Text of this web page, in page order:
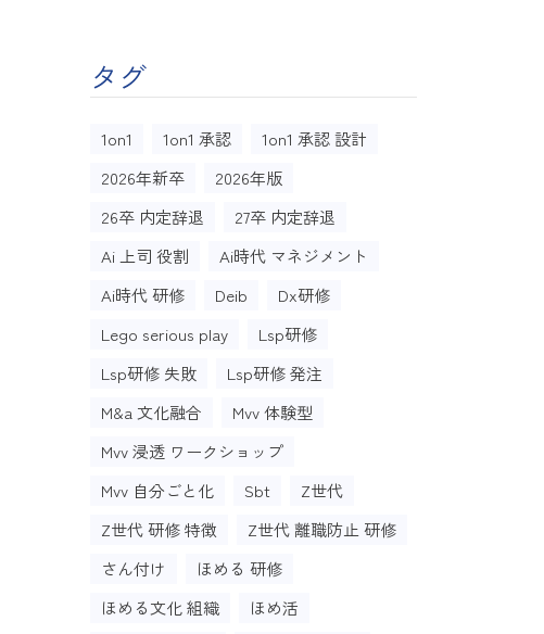
タグ
1on1 1on1 承認
1on1 承認 設計
2026年新卒
2026年版
26卒 内定辞退
27卒 内定辞退
Ai 上司 役割
Ai時代 マネジメント
Ai時代 研修
Deib
Dx研修
Lego serious play
Lsp研修
Lsp研修 失敗
Lsp研修 発注
M&a 文化融合
Mvv 体験型
Mvv 浸透 ワークショップ
Mvv 自分ごと化
Sbt
Z世代
Z世代 研修 特徴
Z世代 離職防止 研修
さん付け
ほめる 研修
ほめる文化 組織
ほめ活